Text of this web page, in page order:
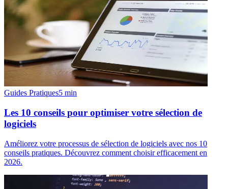
Guides Pratiques5 min
Les 10 conseils pour optimiser votre sélection de
logiciels
Améliorez votre processus de sélection de logiciels avec nos 10
conseils pratiques. Découvrez comment choisir efficacement en
2026.